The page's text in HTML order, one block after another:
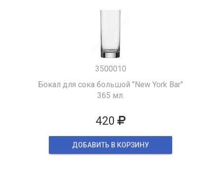
3500010
Бокал для сока большой "New York Bar"
365 мл.
420
ДОБАВИТЬ В КОРЗИНУ